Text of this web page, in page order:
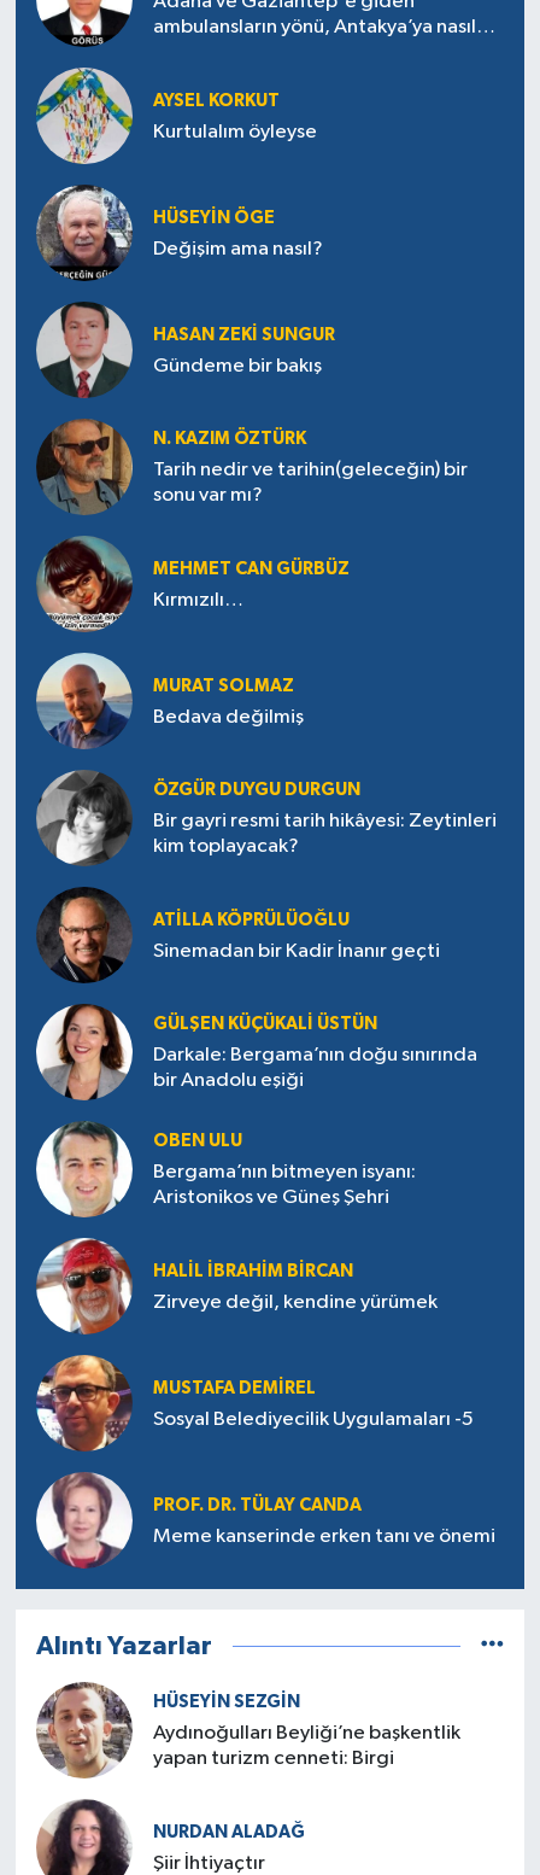
ambulansların yönü, Antakya’ya nasıl
AYSEL KORKUT
Kurtulalım öyleyse
HÜSEYIN ÖGE
Değişim ama nasıl?
HASAN ZEKI SUNGUR
Gündeme bir bakış
N. KAZIM ÖZTÜRK
Tarih nedir ve tarihin(geleceğin) bir
sonu var mı?
MEHMET CAN GÜRBÜZ
Kırmızılı…
MURAT SOLMAZ
Bedava değilmiş
ÖZGÜR DUYGU DURGUN
Bir gayri resmi tarih hikâyesi: Zeytinleri
kim toplayacak?
ATILLA KÖPRÜLÜOĞLU
Sinemadan bir Kadir İnanır geçti
GÜLŞEN KÜÇÜKALI ÜSTÜN
Darkale: Bergama’nın doğu sınırında
bir Anadolu eşiği
OBEN ULU
Bergama’nın bitmeyen isyanı:
Aristonikos ve Güneş Şehri
HALIL İBRAHIM BIRCAN
Zirveye değil, kendine yürümek
MUSTAFA DEMIREL
Sosyal Belediyecilik Uygulamaları -5
PROF. DR. TÜLAY CANDA
Meme kanserinde erken tanı ve önemi
Alıntı Yazarlar
HÜSEYIN SEZGIN
Aydınoğulları Beyliği’ne başkentlik
yapan turizm cenneti: Birgi
NURDAN ALADAĞ
Şiir İhtiyaçtır